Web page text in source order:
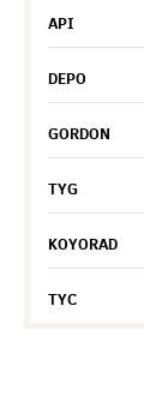
API
DEPO
GORDON
TYG
KOYORAD
TYC